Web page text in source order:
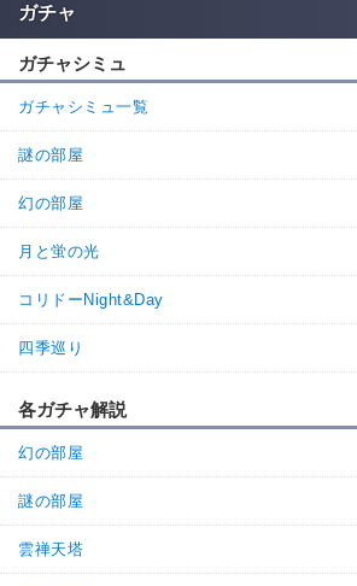
ガチャ
ガチャシミュ
ガチャシミュ一覧
謎の部屋
幻の部屋
月と蛍の光
コリドーNight&Day
四季巡り
各ガチャ解説
幻の部屋
謎の部屋
雲禅天塔